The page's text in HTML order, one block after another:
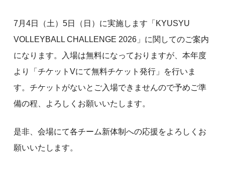
7月4日（土）5日（日）に実施します「KYUSYU
VOLLEYBALL CHALLENGE 2026」に関してのご案内
になります。入場は無料になっておりますが、本年度
より「チケットVにて無料チケット発行」を行いま
す。チケットがないとご入場できませんので予めご準
備の程、よろしくお願いいたします。
是非、会場にて各チーム新体制への応援をよろしくお
願いいたします。